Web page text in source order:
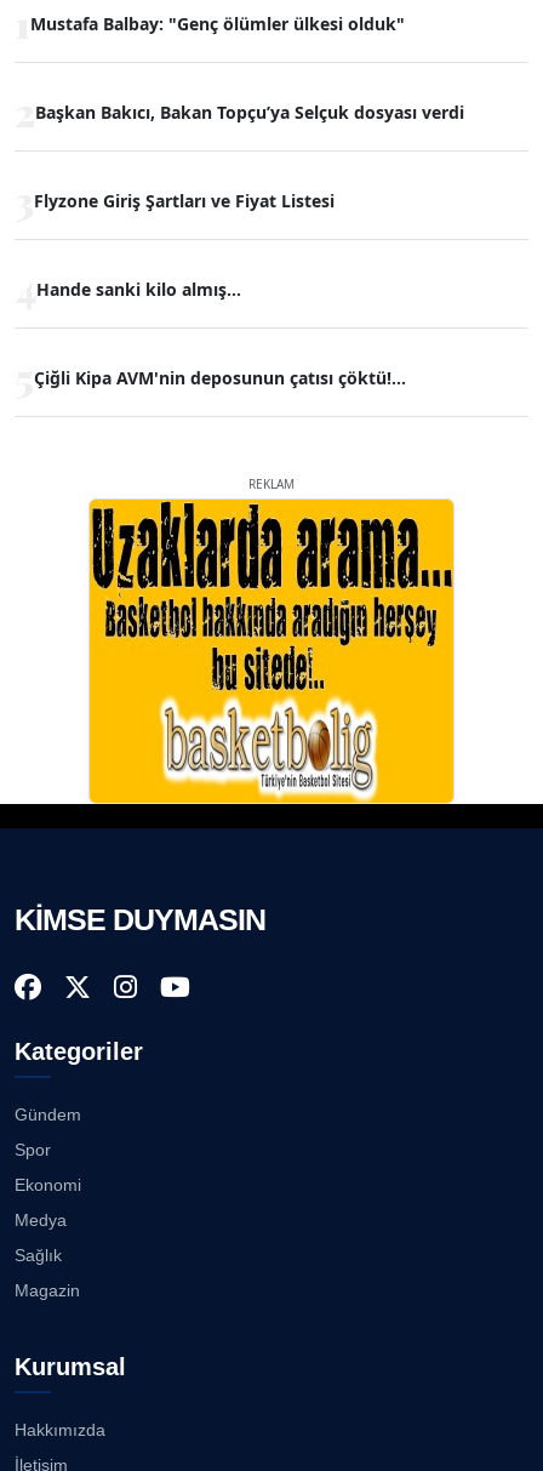
Mustafa Balbay: "Genç ölümler ülkesi olduk"
Başkan Bakıcı, Bakan Topçu’ya Selçuk dosyası verdi
Flyzone Giriş Şartları ve Fiyat Listesi
Hande sanki kilo almış...
Çiğli Kipa AVM'nin deposunun çatısı çöktü!...
REKLAM
KİMSE DUYMASIN
Kategoriler
Gündem
Spor
Ekonomi
Medya
Sağlık
Magazin
Kurumsal
Hakkımızda
İletişim